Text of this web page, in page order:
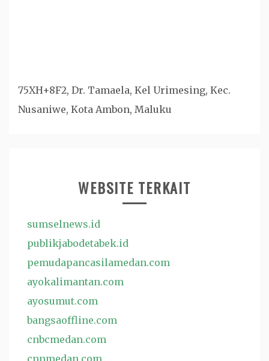
75XH+8F2, Dr. Tamaela, Kel Urimesing, Kec.
Nusaniwe, Kota Ambon, Maluku
WEBSITE TERKAIT
sumselnews.id
publikjabodetabek.id
pemudapancasilamedan.com
ayokalimantan.com
ayosumut.com
bangsaoffline.com
cnbcmedan.com
cnnmedan.com